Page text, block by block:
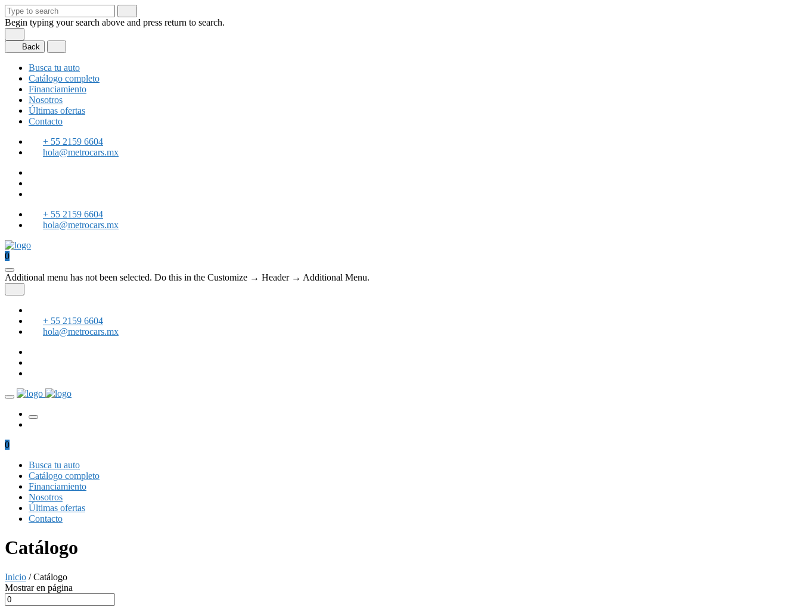
Begin typing your search above and press return to search.
Back
Busca tu auto
Catálogo completo
Financiamiento
Nosotros
Últimas ofertas
Contacto
+ 55 2159 6604
hola@metrocars.mx
+ 55 2159 6604
hola@metrocars.mx
0
Additional menu has not been selected. Do this in the Customize → Header → Additional Menu.
+ 55 2159 6604
hola@metrocars.mx
0
Busca tu auto
Catálogo completo
Financiamiento
Nosotros
Últimas ofertas
Contacto
Catálogo
Inicio / Catálogo
Mostrar en página